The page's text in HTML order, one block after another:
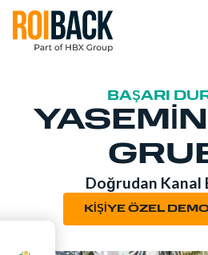
BAŞARI
Doğrudan Kanal
KİŞİYE ÖZEL